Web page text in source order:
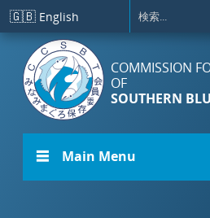
メインコンテンツに移動
🇬🇧 English
COMMISSION
OF
SOUTHERN
☰ Main Menu